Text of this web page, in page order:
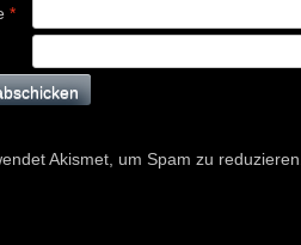
*
Akismet, um Spam zu reduzieren.